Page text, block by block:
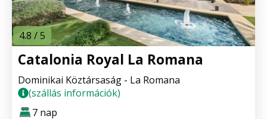
4.8 / 5
Catalonia Royal La Romana
Dominikai Köztársaság - La Romana
(szállás információk)
7 nap